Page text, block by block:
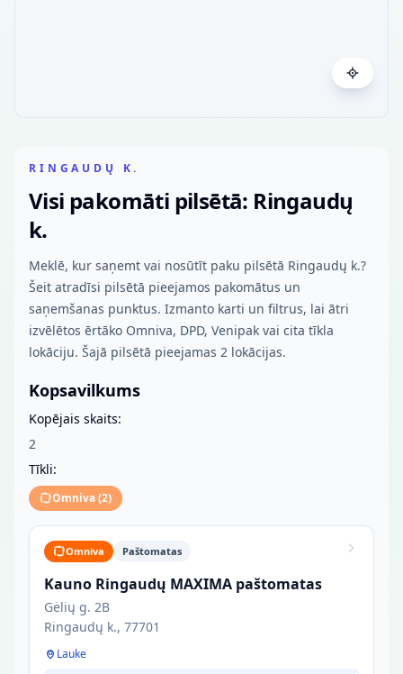
RINGAUDŲ K.
Visi pakomāti pilsētā: Ringaudų
k.
Meklē, kur saņemt vai nosūtīt paku pilsētā Ringaudų k.?
Šeit atradīsi pilsētā pieejamos pakomātus un
saņemšanas punktus. Izmanto karti un filtrus, lai ātri
izvēlētos ērtāko Omniva, DPD, Venipak vai cita tīkla
lokāciju. Šajā pilsētā pieejamas 2 lokācijas.
Kopsavilkums
Kopējais skaits:
2
Tīkli:
Omniva(2)
Omniva Paštomatas
Kauno Ringaudų MAXIMA paštomatas
Gėlių g. 2B
Ringaudų k., 77701
Lauke